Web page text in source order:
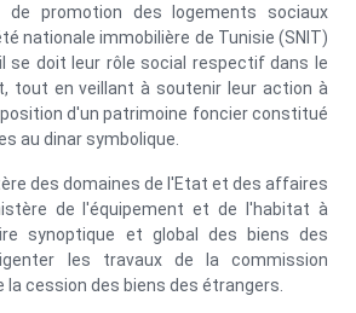
de promotion des logements sociaux
nationale immobilière de Tunisie (SNIT)
se doit leur rôle social respectif dans le
tout en veillant à soutenir leur action à
d'un patrimoine foncier constitué
au dinar symbolique.
des domaines de l'Etat et des affaires
de l'équipement et de l'habitat à
synoptique et global des biens des
les travaux de la commission
la cession des biens des étrangers.